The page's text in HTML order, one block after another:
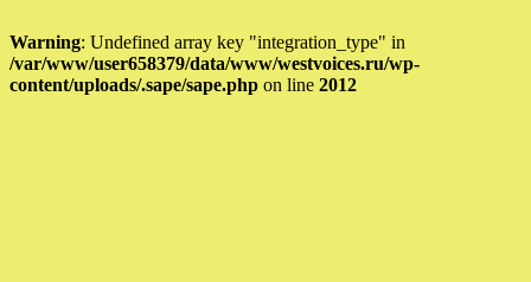
Warning: Undefined array key "integration_type" in
/var/www/user658379/data/www/westvoices.ru/wp-
content/uploads/.sape/sape.php on line 2012